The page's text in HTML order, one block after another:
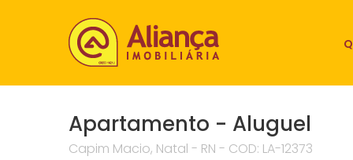
Apartamento - Aluguel
Capim Macio, Natal - RN - COD: LA-12373